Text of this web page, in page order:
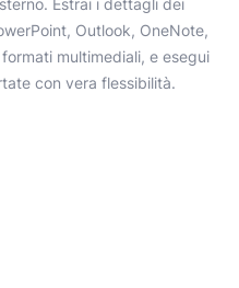
Estrai i dettagli dei
Outlook, OneNote,
multimediali, e esegui
con vera flessibilità.